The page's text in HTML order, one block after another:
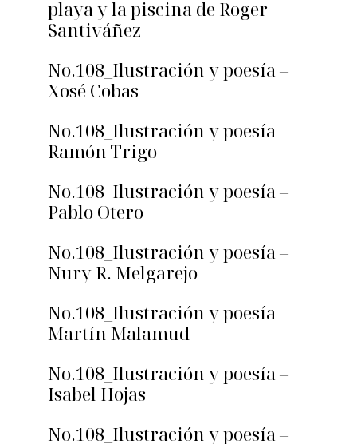
playa y la piscina de Roger
Santiváñez
No.108_Ilustración y poesía –
Xosé Cobas
No.108_Ilustración y poesía –
Ramón Trigo
No.108_Ilustración y poesía –
Pablo Otero
No.108_Ilustración y poesía –
Nury R. Melgarejo
No.108_Ilustración y poesía –
Martín Malamud
No.108_Ilustración y poesía –
Isabel Hojas
No.108_Ilustración y poesía –